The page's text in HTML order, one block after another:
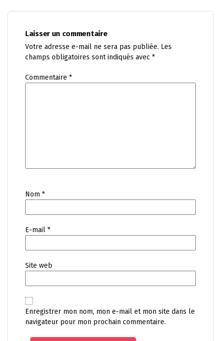
Laisser un commentaire
Votre adresse e-mail ne sera pas publiée. Les
champs obligatoires sont indiqués avec *
Commentaire *
Nom *
E-mail *
Site web
Enregistrer mon nom, mon e-mail et mon site dans le
navigateur pour mon prochain commentaire.